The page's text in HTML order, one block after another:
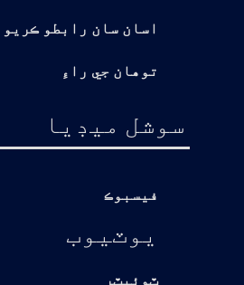
اسان سان رابطو ڪريو
توهان جي راءِ
سوشل ميڊيا
فيسبوڪ
يوٽيوب
ٽوئيٽر